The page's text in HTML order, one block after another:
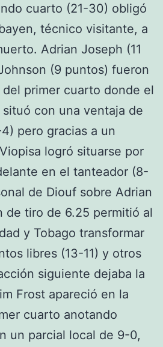
cuarto (21-30) obligó
técnico visitante, a
Adrian Joseph (11
(9 puntos) fueron
primer cuarto donde el
con una ventaja de
pero gracias a un
logró situarse por
en el tanteador (8-
de Diouf sobre Adrian
de tiro de 6.25 permitió al
y Tobago transformar
libres (13-11) y otros
siguiente dejaba la
Frost apareció en la
cuarto anotando
un parcial local de 9-0,